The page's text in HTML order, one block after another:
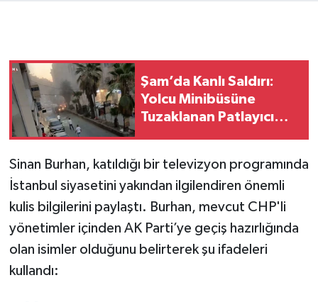
Şam’da Kanlı Saldırı:
Yolcu Minibüsüne
Tuzaklanan Patlayıcı
Sinan Burhan, katıldığı bir televizyon programında
İstanbul siyasetini yakından ilgilendiren önemli
kulis bilgilerini paylaştı. Burhan, mevcut CHP'li
yönetimler içinden AK Parti’ye geçiş hazırlığında
olan isimler olduğunu belirterek şu ifadeleri
kullandı: